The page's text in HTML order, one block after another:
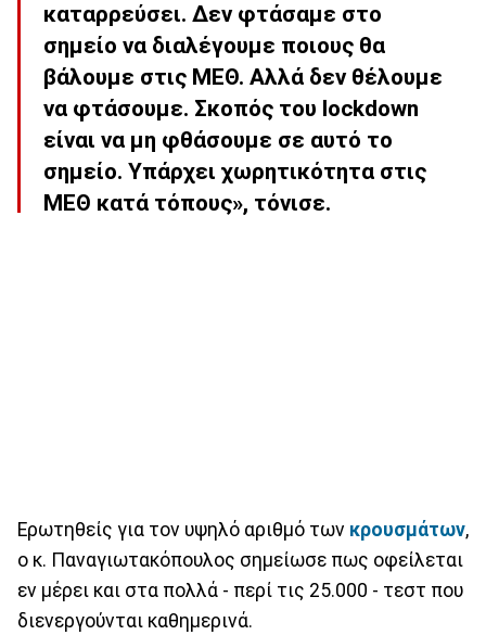
καταρρεύσει. Δεν φτάσαμε στο
σημείο να διαλέγουμε ποιους θα
βάλουμε στις ΜΕΘ. Αλλά δεν θέλουμε
να φτάσουμε. Σκοπός του lockdown
είναι να μη φθάσουμε σε αυτό το
σημείο. Υπάρχει χωρητικότητα στις
ΜΕΘ κατά τόπους», τόνισε.
Ερωτηθείς για τον υψηλό αριθμό των κρουσμάτων,
ο κ. Παναγιωτακόπουλος σημείωσε πως οφείλεται
εν μέρει και στα πολλά - περί τις 25.000 - τεστ που
διενεργούνται καθημερινά.